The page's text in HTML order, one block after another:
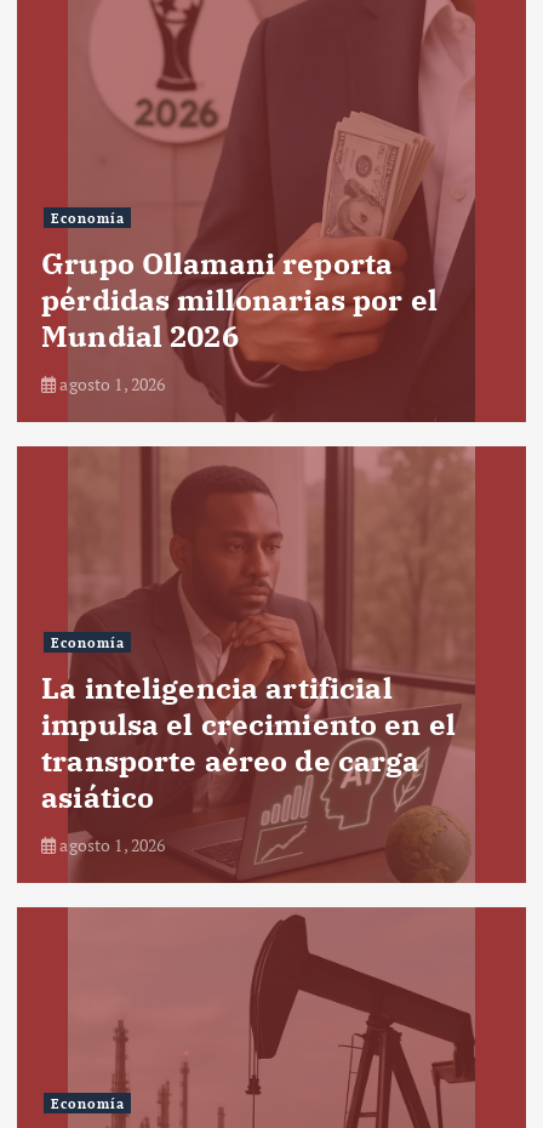
Economía
Grupo Ollamani reporta
pérdidas millonarias por el
Mundial 2026
agosto 1, 2026
Economía
La inteligencia artificial
impulsa el crecimiento en el
transporte aéreo de carga
asiático
agosto 1, 2026
Economía